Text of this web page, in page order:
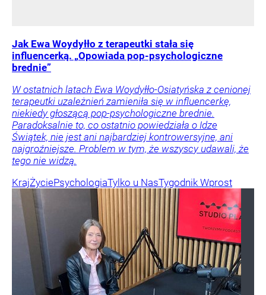
Jak Ewa Woydyłło z terapeutki stała się
influencerką. „Opowiada pop-psychologiczne
brednie”
W ostatnich latach Ewa Woydyłło-Osiatyńska z cenionej
terapeutki uzależnień zamieniła się w influencerkę,
niekiedy głoszącą pop-psychologiczne brednie.
Paradoksalnie to, co ostatnio powiedziała o Idze
Świątek, nie jest ani najbardziej kontrowersyjne, ani
najgroźniejsze. Problem w tym, że wszyscy udawali, że
tego nie widzą.
KrajŻyciePsychologiaTylko u NasTygodnik Wprost